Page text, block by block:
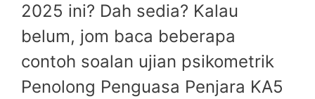
2025 ini? Dah sedia? Kalau
belum, jom baca beberapa
contoh soalan ujian psikometrik
Penolong Penguasa Penjara KA5